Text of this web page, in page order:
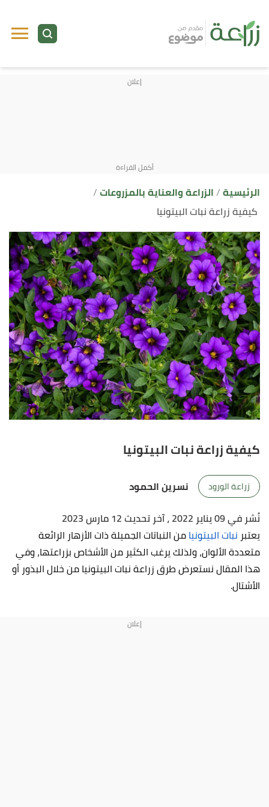
الرئيسية الزراعة والعناية بالمزروعات
كيفية زراعة نبات البيتونيا
كيفية زراعة نبات البيتونيا
زراعة الورود
نسرين الحمود
نُشر في 09 يناير 2022
، آخر تحديث 12 مارس 2023
يعتبر نبات البيتونيامن النباتات الجميلة ذات الأزهار الرائعة
متعددة الألوان، ولذلك يرغب الكثير من الأشخاص بزراعتها، وفي
هذا المقال نستعرض طرق زراعة نبات البيتونيا من خلال البذور أو
الأشتال.